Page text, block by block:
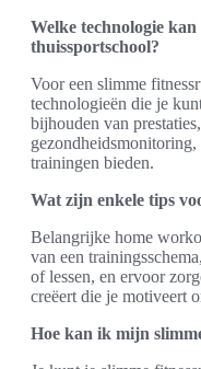
Welke technologie
thuissportschool?
Voor een slimme
technologieën die je
bijhouden van
trainingen bieden.
Wat zijn enkele tips
Belangrijke home
van een
of lessen, en ervoor
creëert die je motiveert
Hoe kan ik mijn